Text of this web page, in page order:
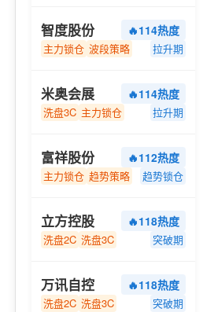
智度股份 🔥114热度
主力锁仓 波段策略 拉升期
米奥会展 🔥114热度
洗盘3C 主力锁仓 拉升期
富祥股份 🔥112热度
主力锁仓 趋势策略 趋势锁仓
立方控股 🔥118热度
洗盘2C 洗盘3C 突破期
万讯自控 🔥118热度
洗盘2C 洗盘3C 突破期